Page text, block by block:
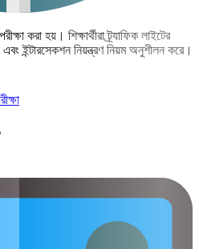
করা হয়। শিক্ষার্থীরা ট্র্যাফিক লাইটের
এবং ইন্টারসেকশন নিয়ন্ত্রণ নিয়ম অনুশীলন করে।